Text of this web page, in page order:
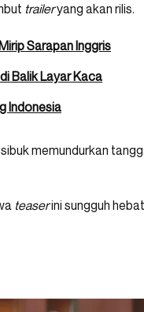
traileryang akan rilis.
Sarapan Inggris
Balik Layar Kaca
Indonesia
memundurkan
teaserini sungguh